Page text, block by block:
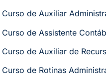
Curso de Auxiliar
Curso de Assistente
Curso de Auxiliar de
Curso de Rotinas